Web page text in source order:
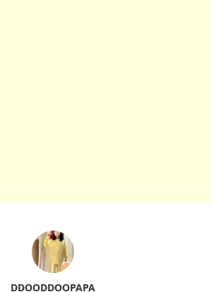
DDOODDOOPAPA